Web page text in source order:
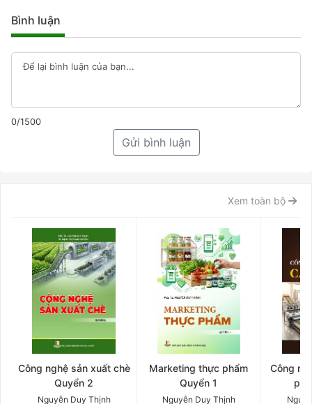
Bình luận
0/1500
Gửi bình luận
Xem toàn bộ
Công nghệ sản xuất chè
Quyển 2
Nguyễn Duy Thịnh
Marketing thực phẩm
Quyển 1
Nguyễn Duy Thịnh
Công